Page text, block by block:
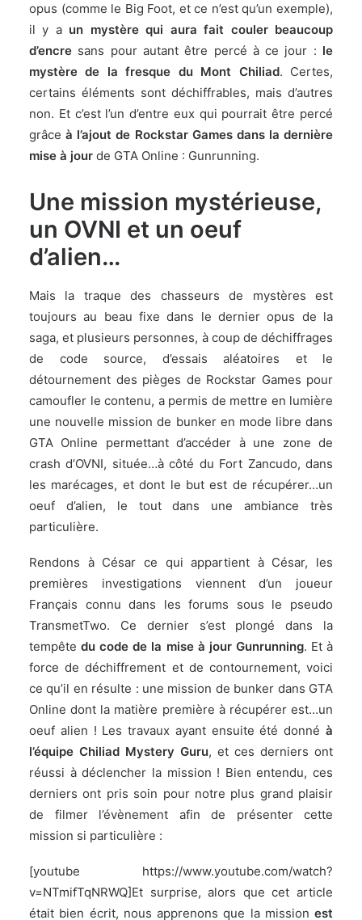
opus (comme le Big Foot, et ce n’est qu’un exemple),
il y a un mystère qui aura fait couler beaucoup
d’encre sans pour autant être percé à ce jour : le
mystère de la fresque du Mont Chiliad. Certes,
certains éléments sont déchiffrables, mais d’autres
non. Et c’est l’un d’entre eux qui pourrait être percé
grâceà l’ajout de Rockstar Games dans la dernière
mise à jour de GTA Online : Gunrunning.
Une mission mystérieuse,
un OVNI et un oeuf
d’alien…
Mais la traque des chasseurs de mystères est
toujours au beau fixe dans le dernier opus de la
saga, et plusieurs personnes, à coup de déchiffrages
de code source, d’essais aléatoires et le
détournement des pièges de Rockstar Games pour
camoufler le contenu, a permis de mettre en lumière
une nouvelle mission de bunker en mode libre dans
GTA Online permettant d’accéder à une zone de
crash d’OVNI, située…à côté du Fort Zancudo, dans
les marécages, et dont le but est de récupérer…un
oeuf d’alien, le tout dans une ambiance très
particulière.
Rendons à César ce qui appartient à César, les
premières investigations viennent d’un joueur
Français connu dans les forums sous le pseudo
TransmetTwo. Ce dernier s’est plongé dans la
tempêtedu code de la mise à jour Gunrunning. Et à
force de déchiffrement et de contournement, voici
ce qu’il en résulte : une mission de bunker dans GTA
Online dont la matière première à récupérer est…un
oeuf alien ! Les travaux ayant ensuite été donné à
l’équipe Chiliad Mystery Guru, et ces derniers ont
réussi à déclencher la mission ! Bien entendu, ces
derniers ont pris soin pour notre plus grand plaisir
de filmer l’évènement afin de présenter cette
mission si particulière :
[youtube https://www.youtube.com/watch?
v=NTmifTqNRWQ]Et surprise, alors que cet article
était bien écrit, nous apprenons que la mission est